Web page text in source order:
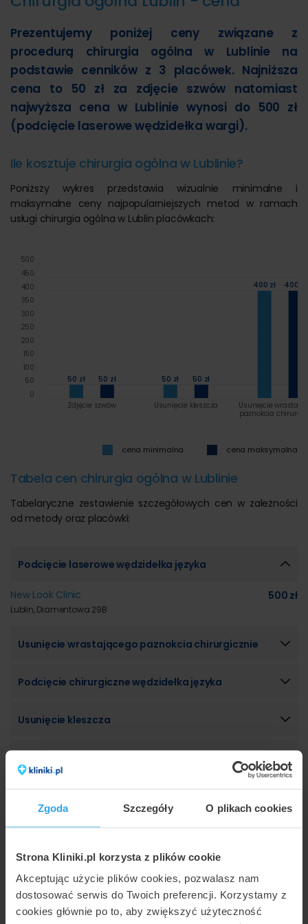
Zgoda Szczegóły O plikach cookies
Strona Kliniki.pl korzysta z plików cookie
Akceptując użycie plików cookies, pozwalasz nam
dostosować serwis do Twoich preferencji. Korzystamy z
cookies głównie po to, aby zwiększyć użyteczność
Prezentujemy poniżej ceny związane z
procedurą chirurgia ogólna w Lublinie na
podstawie cenników z 3 placówek. Najniższa
cena to 50 zł za zdjęcie szwów natomiast
najwyższa cena w Lublinie wynosi do 500 zł
(podcięcie laserowe wędzidełka wargi).
Ile kosztuje chirurgia ogólna w Lublinie?
Poniższy wykres przedstawia wizualnie minimalne i
maksymalne ceny najpopularniejszych metod w ramach
usługi chirurgia ogólna w Lublin placówkach:
50 zł 50 zł
400 zł
50 zł 50 zł
400 zł
Zdjęcie szwów Usunięcie kleszcza
Usunięcie
paznokcia
0
50
100
150
200
250
300
350
400
450
500
cena minimalna cena maksymalna
Tabela cen chirurgia ogólna w Lublinie
Tabelaryczne zestawienie szczegółowych cen w zależności
od metody oraz placówki:
Podcięcie laserowe wędzidełka języka
New Look Clinic
Lublin, Diamentowa 29B
500 zł
Usunięcie wrastającego paznokcia chirurgicznie
Podcięcie chirurgiczne wędzidełka języka
Usunięcie kleszcza
Leczenie wrośniętego paznokcia
Posiadamy również ofertę w 79 innych miastach. Sprawdź